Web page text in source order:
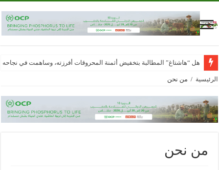
هل “هاشتاغ” المطالبة بتخفيض أثمنة المحروقات أفرزته، وساهمت في
الرئيسية / من نحن
من نحن